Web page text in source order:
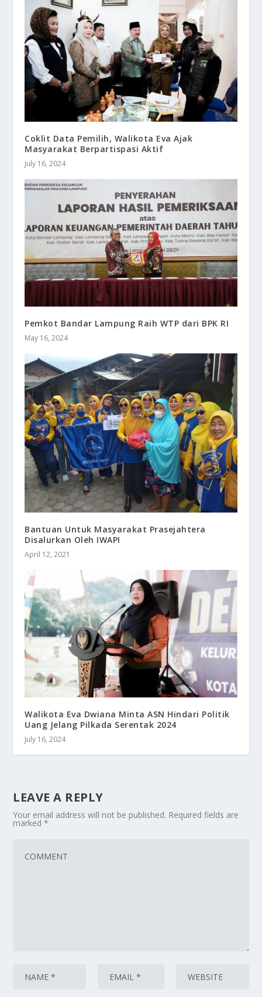
Coklit Data Pemilih, Walikota Eva Ajak
Masyarakat Berpartispasi Aktif
July 16, 2024
Pemkot Bandar Lampung Raih WTP dari BPK RI
May 16, 2024
Bantuan Untuk Masyarakat Prasejahtera
Disalurkan Oleh IWAPI
April 12, 2021
Walikota Eva Dwiana Minta ASN Hindari Politik
Uang Jelang Pilkada Serentak 2024
July 16, 2024
LEAVE A REPLY
Your email address will not be published. Required fields are
marked*